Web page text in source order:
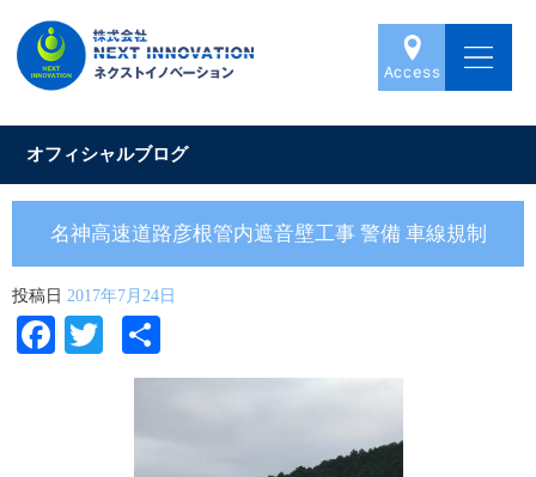
オフィシャルブログ
名神高速道路彦根管内遮音壁工事 警備 車線規制
投稿日 2017年7月24日
Facebook
Twitter
有